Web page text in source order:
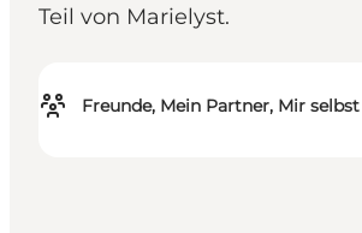
Teil von Marielyst.
Freunde, Mein Partner, Mir selbst